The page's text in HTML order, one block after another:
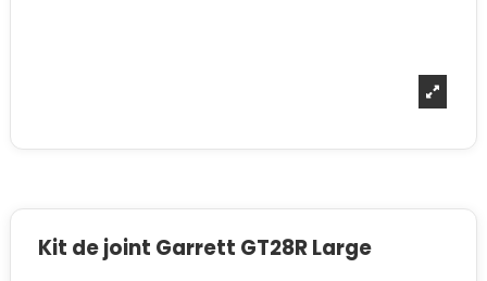
Kit de joint Garrett GT28R Large